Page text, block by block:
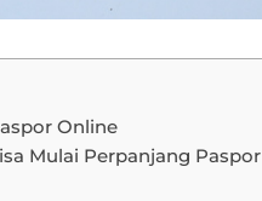
Online
Mulai Perpanjang Paspor